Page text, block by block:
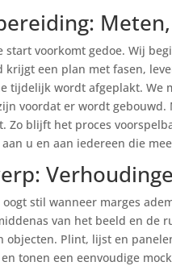
start voorkomt gedoe. Wij
krijgt een plan met fasen,
tijdelijk wordt afgeplakt. We
voordat er wordt
Zo blijft het proces
u en aan iedereen die
oogt stil wanneer marges
van het beeld en de
objecten. Plint, lijst en
tonen een eenvoudige